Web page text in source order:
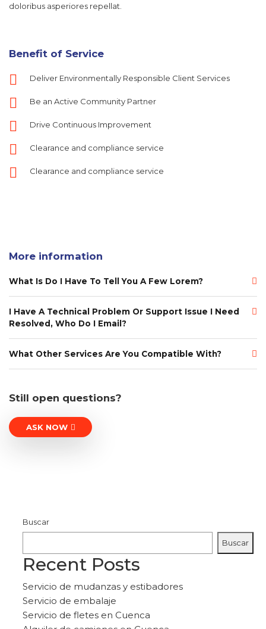
doloribus asperiores repellat.
Benefit of Service
Deliver Environmentally Responsible Client Services
Be an Active Community Partner
Drive Continuous Improvement
Clearance and compliance service
Clearance and compliance service
More information
What Is Do I Have To Tell You A Few Lorem?
I Have A Technical Problem Or Support Issue I Need
Resolved, Who Do I Email?
What Other Services Are You Compatible With?
Still open questions?
ASK NOW
Buscar
Buscar
Recent Posts
Servicio de mudanzas y estibadores
Servicio de embalaje
Servicio de fletes en Cuenca